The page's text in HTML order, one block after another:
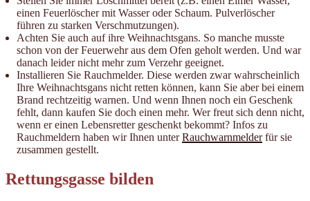
einen Feuerlöscher mit Wasser oder Schaum. Pulverlöscher
führen zu starken Verschmutzungen).
Achten Sie auch auf ihre Weihnachtsgans. So manche musste
schon von der Feuerwehr aus dem Ofen geholt werden. Und war
danach leider nicht mehr zum Verzehr geeignet.
Installieren Sie Rauchmelder. Diese werden zwar wahrscheinlich
Ihre Weihnachtsgans nicht retten können, kann Sie aber bei einem
Brand rechtzeitig warnen. Und wenn Ihnen noch ein Geschenk
fehlt, dann kaufen Sie doch einen mehr. Wer freut sich denn nicht,
wenn er einen Lebensretter geschenkt bekommt? Infos zu
Rauchmeldern haben wir Ihnen unterRauchwarnmelderfür sie
zusammen gestellt.
Rettungsgasse bilden